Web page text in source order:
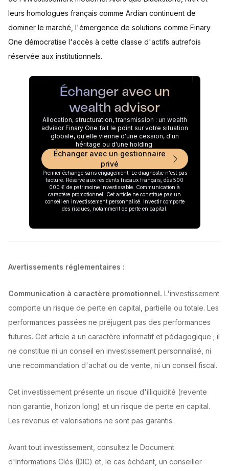
leurs homologues français comme Ardian continuent de
dominer le marché, l'émergence de solutions comme Finary
One démocratise l'accès à cette classe d'actifs autrefois
réservée aux institutionnels.
Échanger avec un
wealth advisor
Allocation, structuration, transmission : un wealth
advisor Finary One fait le point sur votre situation
globale, qu'elle vienne d'une cession, d'un
héritage ou d'une holding.
Échanger avec un gestionnaire
privé
Premier échange sans engagement. Le diagnostic n'est pas
facturé. Réservé aux résidents fiscaux français, dès 500
000 € de patrimoine investissable. Communication à
caractère promotionnel. Cet article ne constitue pas un
conseil en investissement personnalisé. Investir comporte
des risques, notamment de perte en capital.
Avertissements réglementaires :
Communication à caractère promotionnel. L'investissement
comporte un risque de perte en capital, partielle ou totale. Les
performances passées ne préjugent pas des performances
futures. Cet article a un caractère informatif et pédagogique ; il
ne constitue ni un conseil en investissement personnalisé, ni
une recommandation d'achat ou de vente, ni un conseil fiscal.
Cet investissement présente un risque d'illiquidité (revente
non garantie, horizon long) et un risque de perte en capital.
Les revenus et valorisations ne sont pas garantis.
Avant tout investissement, consultez le Document
d'Informations Clés (DIC) et, le cas échéant, un conseiller